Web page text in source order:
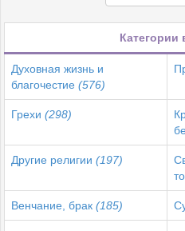
Категории
Духовная жизнь и
благочестие (576)
Грехи (298)
Другие религии (197)
Венчание, брак (185)